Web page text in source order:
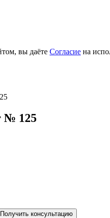
вы даёте Согласие на
№ 125
Получить консультацию